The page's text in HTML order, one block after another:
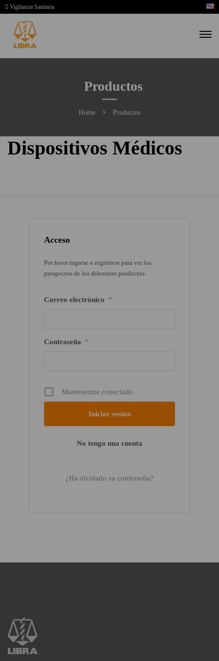
Vigilancia Sanitaria
Productos
Home Productos
Acceso
Por favor ingrese o regístrese para ver los
prospectos de los diferentes productos.
Correo electrónico *
Contraseña *
Mantenerme conectado
No tengo una cuenta
¿Ha olvidado su contraseña?
Dispositivos Médicos